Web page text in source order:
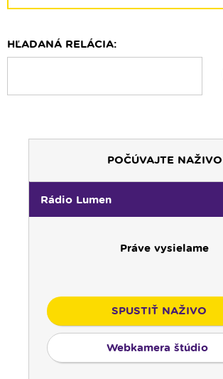
HĽADANÁ RELÁCIA:
POČÚVAJTE NAŽIVO
Rádio Lumen
Práve vysielame
SPUSTIŤ NAŽIVO
Webkamera štúdio